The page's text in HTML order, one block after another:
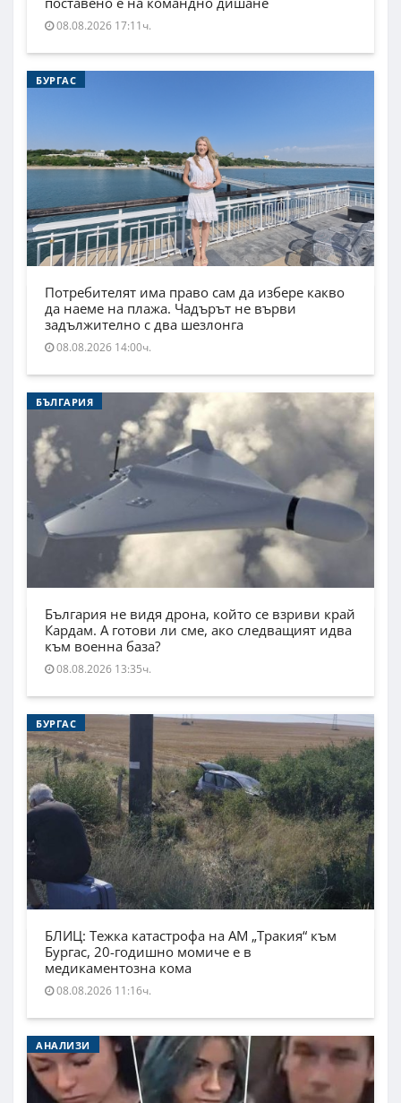
08.08.2026 17:11ч.
БУРГАС
Потребителят има право сам да избере какво
да наеме на плажа. Чадърът не върви
задължително с два шезлонга
08.08.2026 14:00ч.
БЪЛГАРИЯ
България не видя дрона, който се взриви край
Кардам. А готови ли сме, ако следващият идва
към военна база?
08.08.2026 13:35ч.
БУРГАС
БЛИЦ: Тежка катастрофа на АМ „Тракия“ към
Бургас, 20-годишно момиче е в
медикаментозна кома
08.08.2026 11:16ч.
АНАЛИЗИ